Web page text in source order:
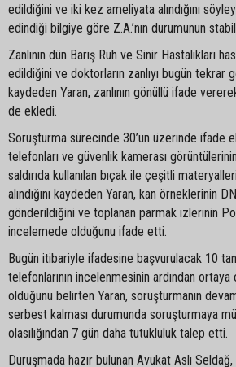
edildiğini ve iki kez ameliyata alındığını
edindiği bilgiye göre Z.A.’nın durumunun
Zanlının dün Barış Ruh ve Sinir Hastalıkları
edildiğini ve doktorların zanlıyı bugün tekrar
kaydeden Yaran, zanlının gönüllü ifade
de ekledi.
Soruşturma sürecinde 30’un üzerinde ifade
telefonları ve güvenlik kamerası
saldırıda kullanılan bıçak ile çeşitli
alındığını kaydeden Yaran, kan örneklerinin
gönderildiğini ve toplanan parmak izlerinin
incelemede olduğunu ifade etti.
Bugün itibariyle ifadesine başvurulacak 10
telefonlarının incelenmesinin ardından ortaya
olduğunu belirten Yaran, soruşturmanın
serbest kalması durumunda soruşturmaya
olasılığından 7 gün daha tutukluluk talep etti.
Duruşmada hazır bulunan Avukat Aslı